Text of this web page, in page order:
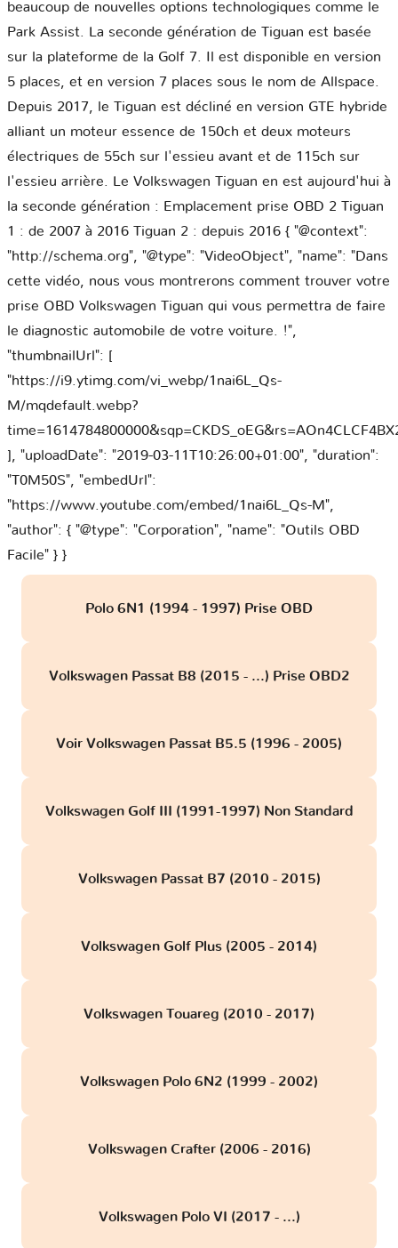
beaucoup de nouvelles options technologiques comme le
Park Assist. La seconde génération de Tiguan est basée
sur la plateforme de la Golf 7. Il est disponible en version
5 places, et en version 7 places sous le nom de Allspace.
Depuis 2017, le Tiguan est décliné en version GTE hybride
alliant un moteur essence de 150ch et deux moteurs
électriques de 55ch sur l'essieu avant et de 115ch sur
l'essieu arrière. Le Volkswagen Tiguan en est aujourd'hui à
la seconde génération : Emplacement prise OBD 2 Tiguan
1 : de 2007 à 2016 Tiguan 2 : depuis 2016 { "@context":
"http://schema.org", "@type": "VideoObject", "name": "Dans
cette vidéo, nous vous montrerons comment trouver votre
prise OBD Volkswagen Tiguan qui vous permettra de faire
le diagnostic automobile de votre voiture. !",
"thumbnailUrl": [
"https://i9.ytimg.com/vi_webp/1nai6L_Qs-
M/mqdefault.webp?
], "uploadDate": "2019-03-11T10:26:00+01:00", "duration":
"T0M50S", "embedUrl":
"https://www.youtube.com/embed/1nai6L_Qs-M",
"author": { "@type": "Corporation", "name": "Outils OBD
Facile" } }
Polo 6N1 (1994 - 1997) Prise OBD
Volkswagen Passat B8 (2015 - ...) Prise OBD2
Voir Volkswagen Passat B5.5 (1996 - 2005)
Volkswagen Golf III (1991-1997) Non Standard
Volkswagen Passat B7 (2010 - 2015)
Volkswagen Golf Plus (2005 - 2014)
Volkswagen Touareg (2010 - 2017)
Volkswagen Polo 6N2 (1999 - 2002)
Volkswagen Crafter (2006 - 2016)
Volkswagen Polo VI (2017 - ...)